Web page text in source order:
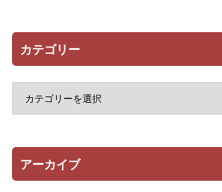
カテゴリー
アーカイブ